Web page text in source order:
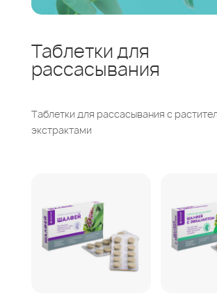
Таблетки для
рассасывания
Таблетки для рассасывания с
экстрактами